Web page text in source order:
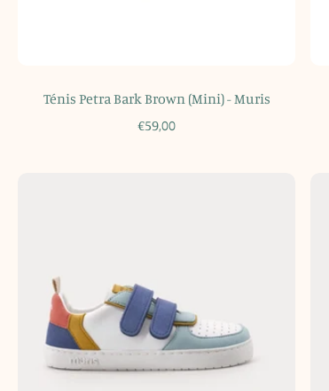
Ténis Petra Bark Brown (Mini) - Muris
€59,00